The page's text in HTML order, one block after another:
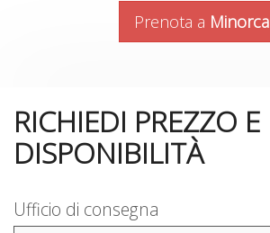
Prenota a Minorca
RICHIEDI PREZZO E
DISPONIBILITÀ
Ufficio di consegna